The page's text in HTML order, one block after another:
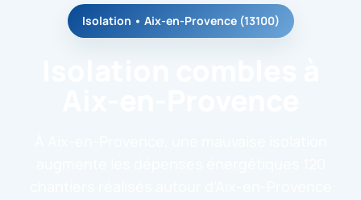
Isolation • Aix-en-Provence (13100)